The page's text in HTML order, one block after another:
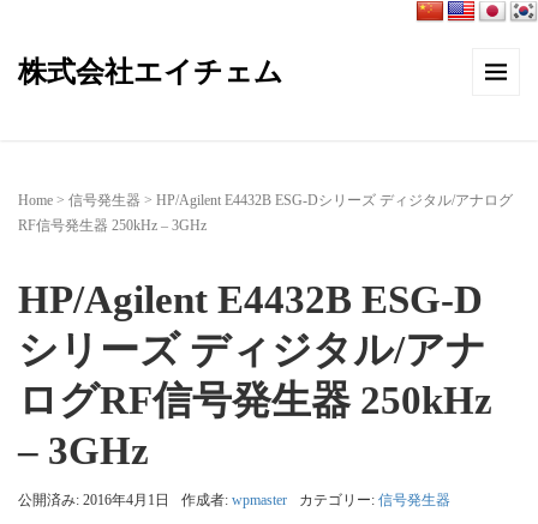
株式会社エイチェム
Home > 信号発生器 > HP/Agilent E4432B ESG-Dシリーズ ディジタル/アナログ
RF信号発生器 250kHz – 3GHz
HP/Agilent E4432B ESG-D
シリーズ ディジタル/アナ
ログRF信号発生器 250kHz
– 3GHz
公開済み: 2016年4月1日 作成者: wpmaster カテゴリー: 信号発生器